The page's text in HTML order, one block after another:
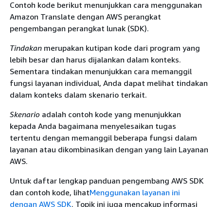
Contoh kode berikut menunjukkan cara menggunakan
Amazon Translate dengan AWS perangkat
pengembangan perangkat lunak (SDK).
Tindakan merupakan kutipan kode dari program yang
lebih besar dan harus dijalankan dalam konteks.
Sementara tindakan menunjukkan cara memanggil
fungsi layanan individual, Anda dapat melihat tindakan
dalam konteks dalam skenario terkait.
Skenario adalah contoh kode yang menunjukkan
kepada Anda bagaimana menyelesaikan tugas
tertentu dengan memanggil beberapa fungsi dalam
layanan atau dikombinasikan dengan yang lain Layanan
AWS.
Untuk daftar lengkap panduan pengembang AWS SDK
dan contoh kode, lihatMenggunakan layanan ini
dengan AWS SDK. Topik ini juga mencakup informasi